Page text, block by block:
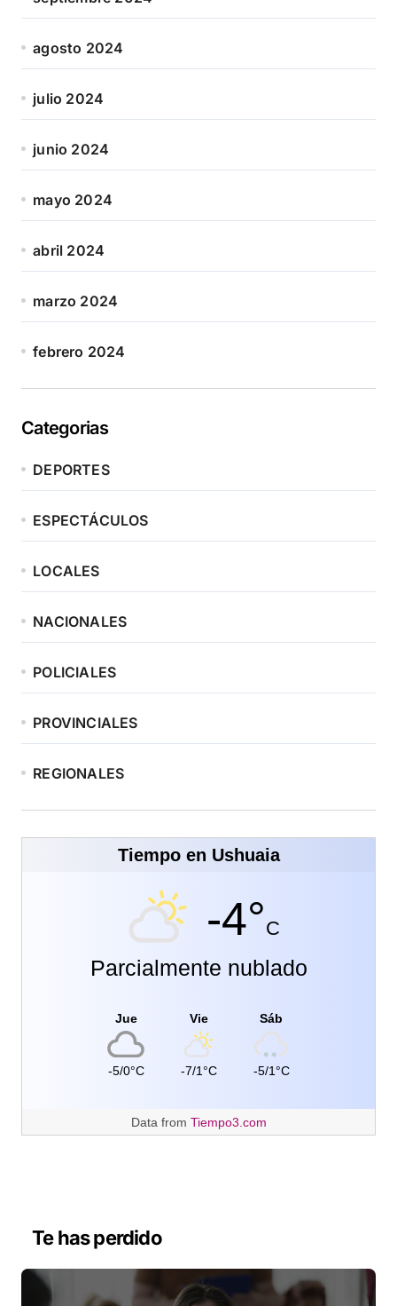
agosto 2024
julio 2024
junio 2024
mayo 2024
abril 2024
marzo 2024
febrero 2024
Categorias
DEPORTES
ESPECTÁCULOS
LOCALES
NACIONALES
POLICIALES
PROVINCIALES
REGIONALES
Tiempo en Ushuaia
-4°C
Parcialmente nublado
Jue
-5/0°C
Vie
-7/1°C
Sáb
-5/1°C
Data from Tiempo3.com
Te has perdido